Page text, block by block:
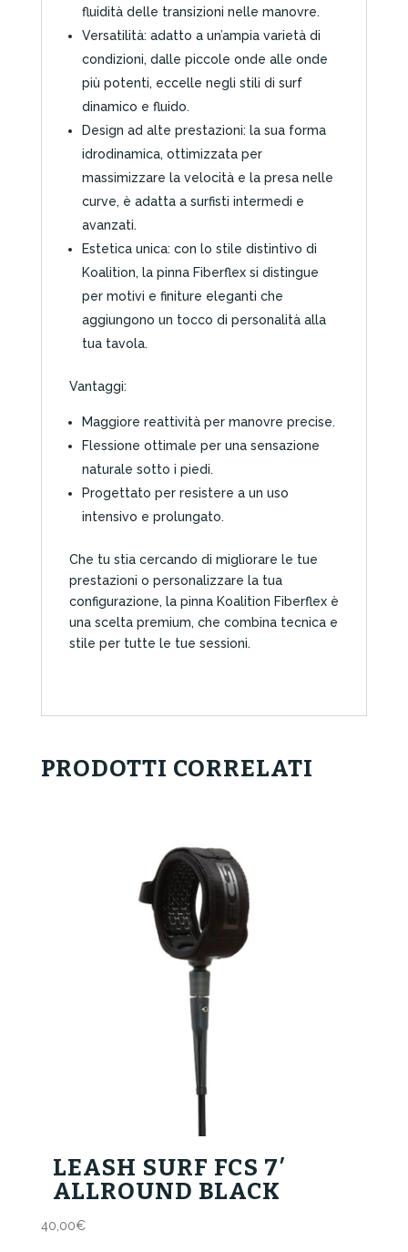
fluidità delle transizioni nelle manovre.
Versatilità: adatto a un’ampia varietà di
condizioni, dalle piccole onde alle onde
più potenti, eccelle negli stili di surf
dinamico e fluido.
Design ad alte prestazioni: la sua forma
idrodinamica, ottimizzata per
massimizzare la velocità e la presa nelle
curve, è adatta a surfisti intermedi e
avanzati.
Estetica unica: con lo stile distintivo di
Koalition, la pinna Fiberflex si distingue
per motivi e finiture eleganti che
aggiungono un tocco di personalità alla
tua tavola.
Vantaggi:
Maggiore reattività per manovre precise.
Flessione ottimale per una sensazione
naturale sotto i piedi.
Progettato per resistere a un uso
intensivo e prolungato.
Che tu stia cercando di migliorare le tue
prestazioni o personalizzare la tua
configurazione, la pinna Koalition Fiberflex è
una scelta premium, che combina tecnica e
stile per tutte le tue sessioni.
PRODOTTI CORRELATI
LEASH SURF FCS 7′
ALLROUND BLACK
40,00€